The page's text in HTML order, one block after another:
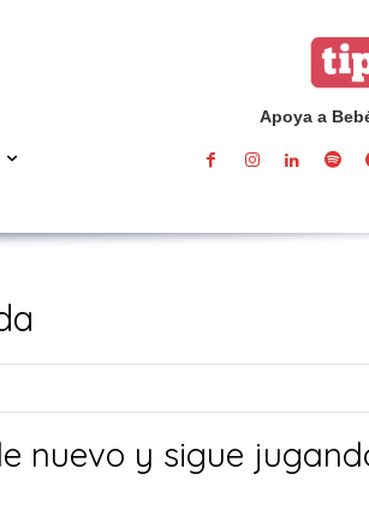
Apoya a
nuevo y sigue